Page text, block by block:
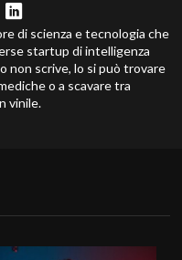
di scienza e tecnologia che
startup di intelligenza
non scrive, lo si può trovare
o a scavare tra
vinile.